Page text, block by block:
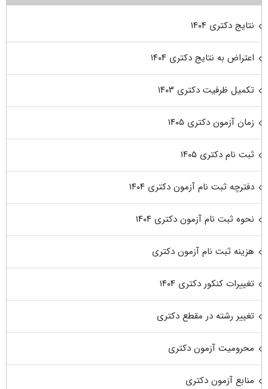
نتایج دکتری ۱۴۰۴
اعتراض به نتایج دکتری ۱۴۰۴
تکمیل ظرفیت دکتری ۱۴۰۳
زمان آزمون دکتری ۱۴۰۵
ثبت نام دکتری ۱۴۰۵
دفترچه ثبت نام آزمون دکتری ۱۴۰۴
نحوه ثبت نام آزمون دکتری ۱۴۰۴
هزینه ثبت نام آزمون دکتری
تغییرات کنکور دکتری ۱۴۰۴
تغییر رشته در مقطع دکتری
محرومیت آزمون دکتری
منابع آزمون دکتری